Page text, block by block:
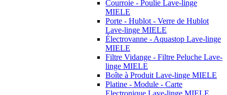
Courroie - Poulie Lave-linge
MIELE
Porte - Hublot - Verre de Hublot
Lave-linge MIELE
Électrovanne - Aquastop Lave-linge
MIELE
Filtre Vidange - Filtre Peluche Lave-
linge MIELE
Boîte à Produit Lave-linge MIELE
Platine - Module - Carte
Electronique Lave-linge MIELE